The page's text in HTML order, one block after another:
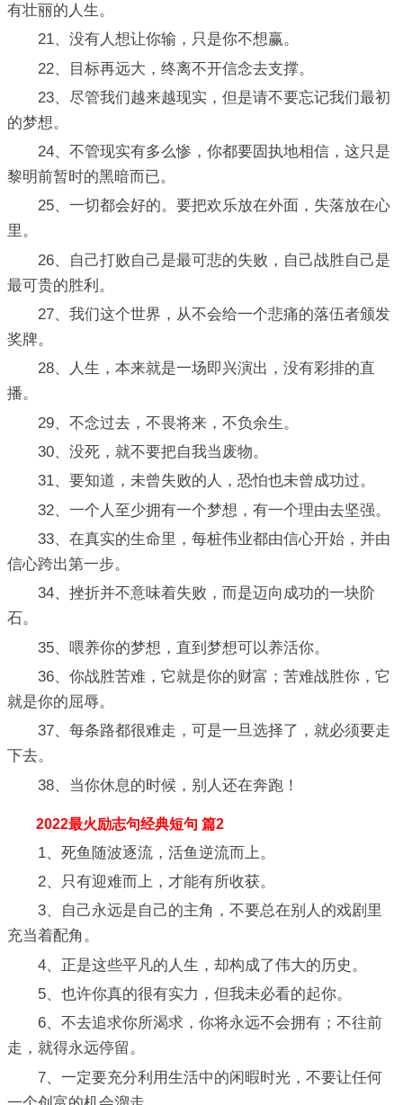
有壮丽的人生。
21、没有人想让你输，只是你不想赢。
22、目标再远大，终离不开信念去支撑。
23、尽管我们越来越现实，但是请不要忘记我们最初
的梦想。
24、不管现实有多么惨，你都要固执地相信，这只是
黎明前暂时的黑暗而已。
25、一切都会好的。要把欢乐放在外面，失落放在心
里。
26、自己打败自己是最可悲的失败，自己战胜自己是
最可贵的胜利。
27、我们这个世界，从不会给一个悲痛的落伍者颁发
奖牌。
28、人生，本来就是一场即兴演出，没有彩排的直
播。
29、不念过去，不畏将来，不负余生。
30、没死，就不要把自我当废物。
31、要知道，未曾失败的人，恐怕也未曾成功过。
32、一个人至少拥有一个梦想，有一个理由去坚强。
33、在真实的生命里，每桩伟业都由信心开始，并由
信心跨出第一步。
34、挫折并不意味着失败，而是迈向成功的一块阶
石。
35、喂养你的梦想，直到梦想可以养活你。
36、你战胜苦难，它就是你的财富；苦难战胜你，它
就是你的屈辱。
37、每条路都很难走，可是一旦选择了，就必须要走
下去。
38、当你休息的时候，别人还在奔跑！
2022最火励志句经典短句 篇2
1、死鱼随波逐流，活鱼逆流而上。
2、只有迎难而上，才能有所收获。
3、自己永远是自己的主角，不要总在别人的戏剧里
充当着配角。
4、正是这些平凡的人生，却构成了伟大的历史。
5、也许你真的很有实力，但我未必看的起你。
6、不去追求你所渴求，你将永远不会拥有；不往前
走，就得永远停留。
7、一定要充分利用生活中的闲暇时光，不要让任何